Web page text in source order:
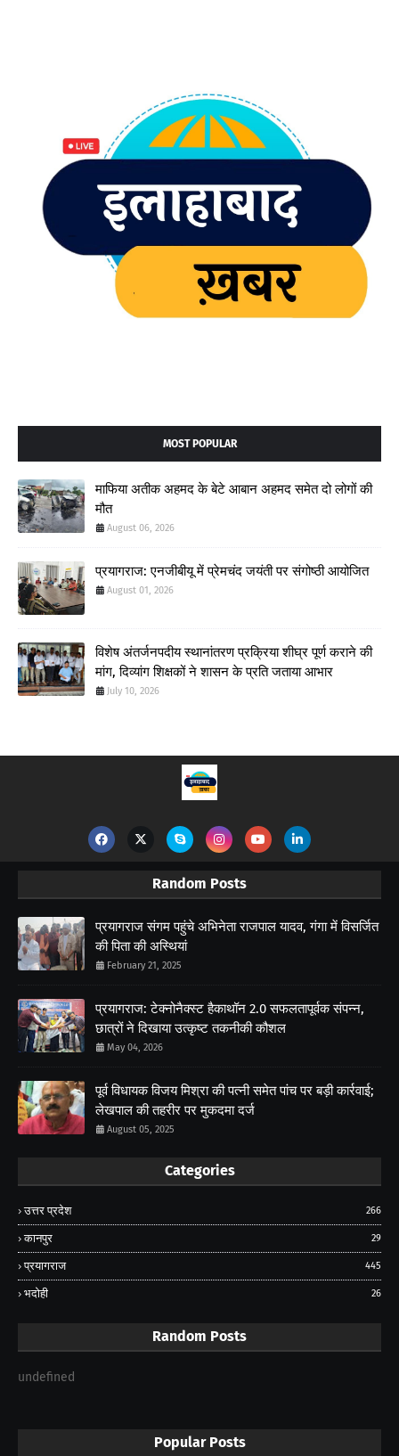
MOST POPULAR
माफिया अतीक अहमद के बेटे आबान अहमद समेत दो लोगों की
मौत
August 06, 2026
प्रयागराज: एनजीबीयू में प्रेमचंद जयंती पर संगोष्ठी आयोजित
August 01, 2026
विशेष अंतर्जनपदीय स्थानांतरण प्रक्रिया शीघ्र पूर्ण कराने की
मांग, दिव्यांग शिक्षकों ने शासन के प्रति जताया आभार
July 10, 2026
Random Posts
प्रयागराज संगम पहुंचे अभिनेता राजपाल यादव, गंगा में विसर्जित
की पिता की अस्थियां
February 21, 2025
प्रयागराज: टेक्नोनैक्स्ट हैकाथॉन 2.0 सफलतापूर्वक संपन्न,
छात्रों ने दिखाया उत्कृष्ट तकनीकी कौशल
May 04, 2026
पूर्व विधायक विजय मिश्रा की पत्नी समेत पांच पर बड़ी कार्रवाई;
लेखपाल की तहरीर पर मुकदमा दर्ज
August 05, 2025
Categories
उत्तर प्रदेश 266
कानपुर 29
प्रयागराज 445
भदोही 26
Random Posts
undefined
Popular Posts